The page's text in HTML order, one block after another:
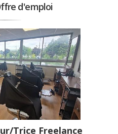
d'emploi
trice Freelance